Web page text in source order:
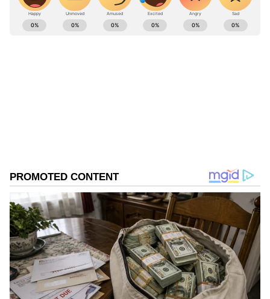
ದೂರು ದಾಖಲಿಸೋದು ಹೇಗೆ?
ABOUT THE AUTHOR